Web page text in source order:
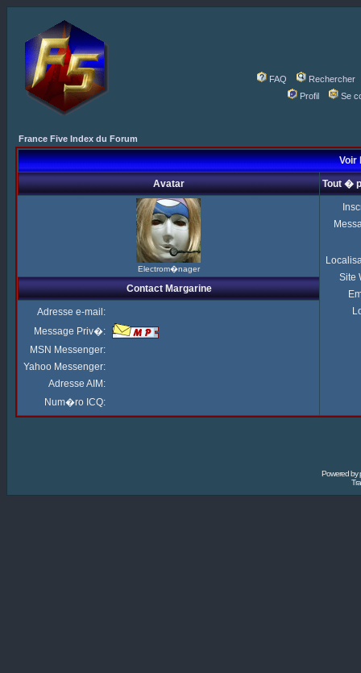
FAQ
Rechercher
Profil
Se
France Five Index du Forum
Voir
Avatar Tout �
Electrom�nager
Site
Contact Margarine
Adresse e-mail:
Message Priv�:
MSN Messenger:
Yahoo Messenger:
Adresse AIM:
Num�ro ICQ:
Powered by